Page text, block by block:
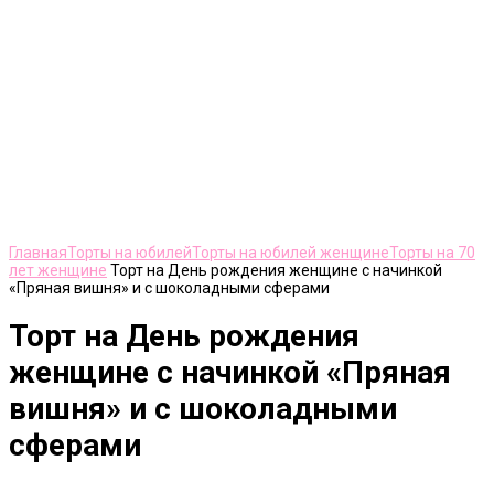
ГлавнаяТорты на юбилейТорты на юбилей женщинеТорты на 70
лет женщине Торт на День рождения женщине с начинкой
«Пряная вишня» и с шоколадными сферами
Торт на День рождения
женщине с начинкой «Пряная
вишня» и с шоколадными
сферами